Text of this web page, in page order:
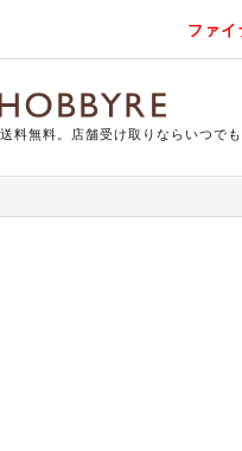
ファ
料無料。店舗受け取りならいつでも